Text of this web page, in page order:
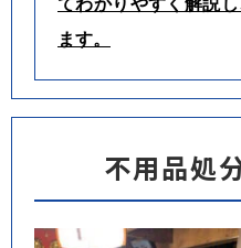
ます。
不用品処